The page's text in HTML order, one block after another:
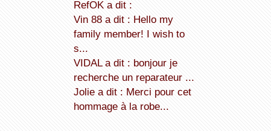
refOK a dit :
Vin 88 a dit : Hello my
family member! I wish to
s...
VIDAL a dit : bonjour je
recherche un reparateur ...
Jolie a dit : Merci pour cet
hommage à la robe...